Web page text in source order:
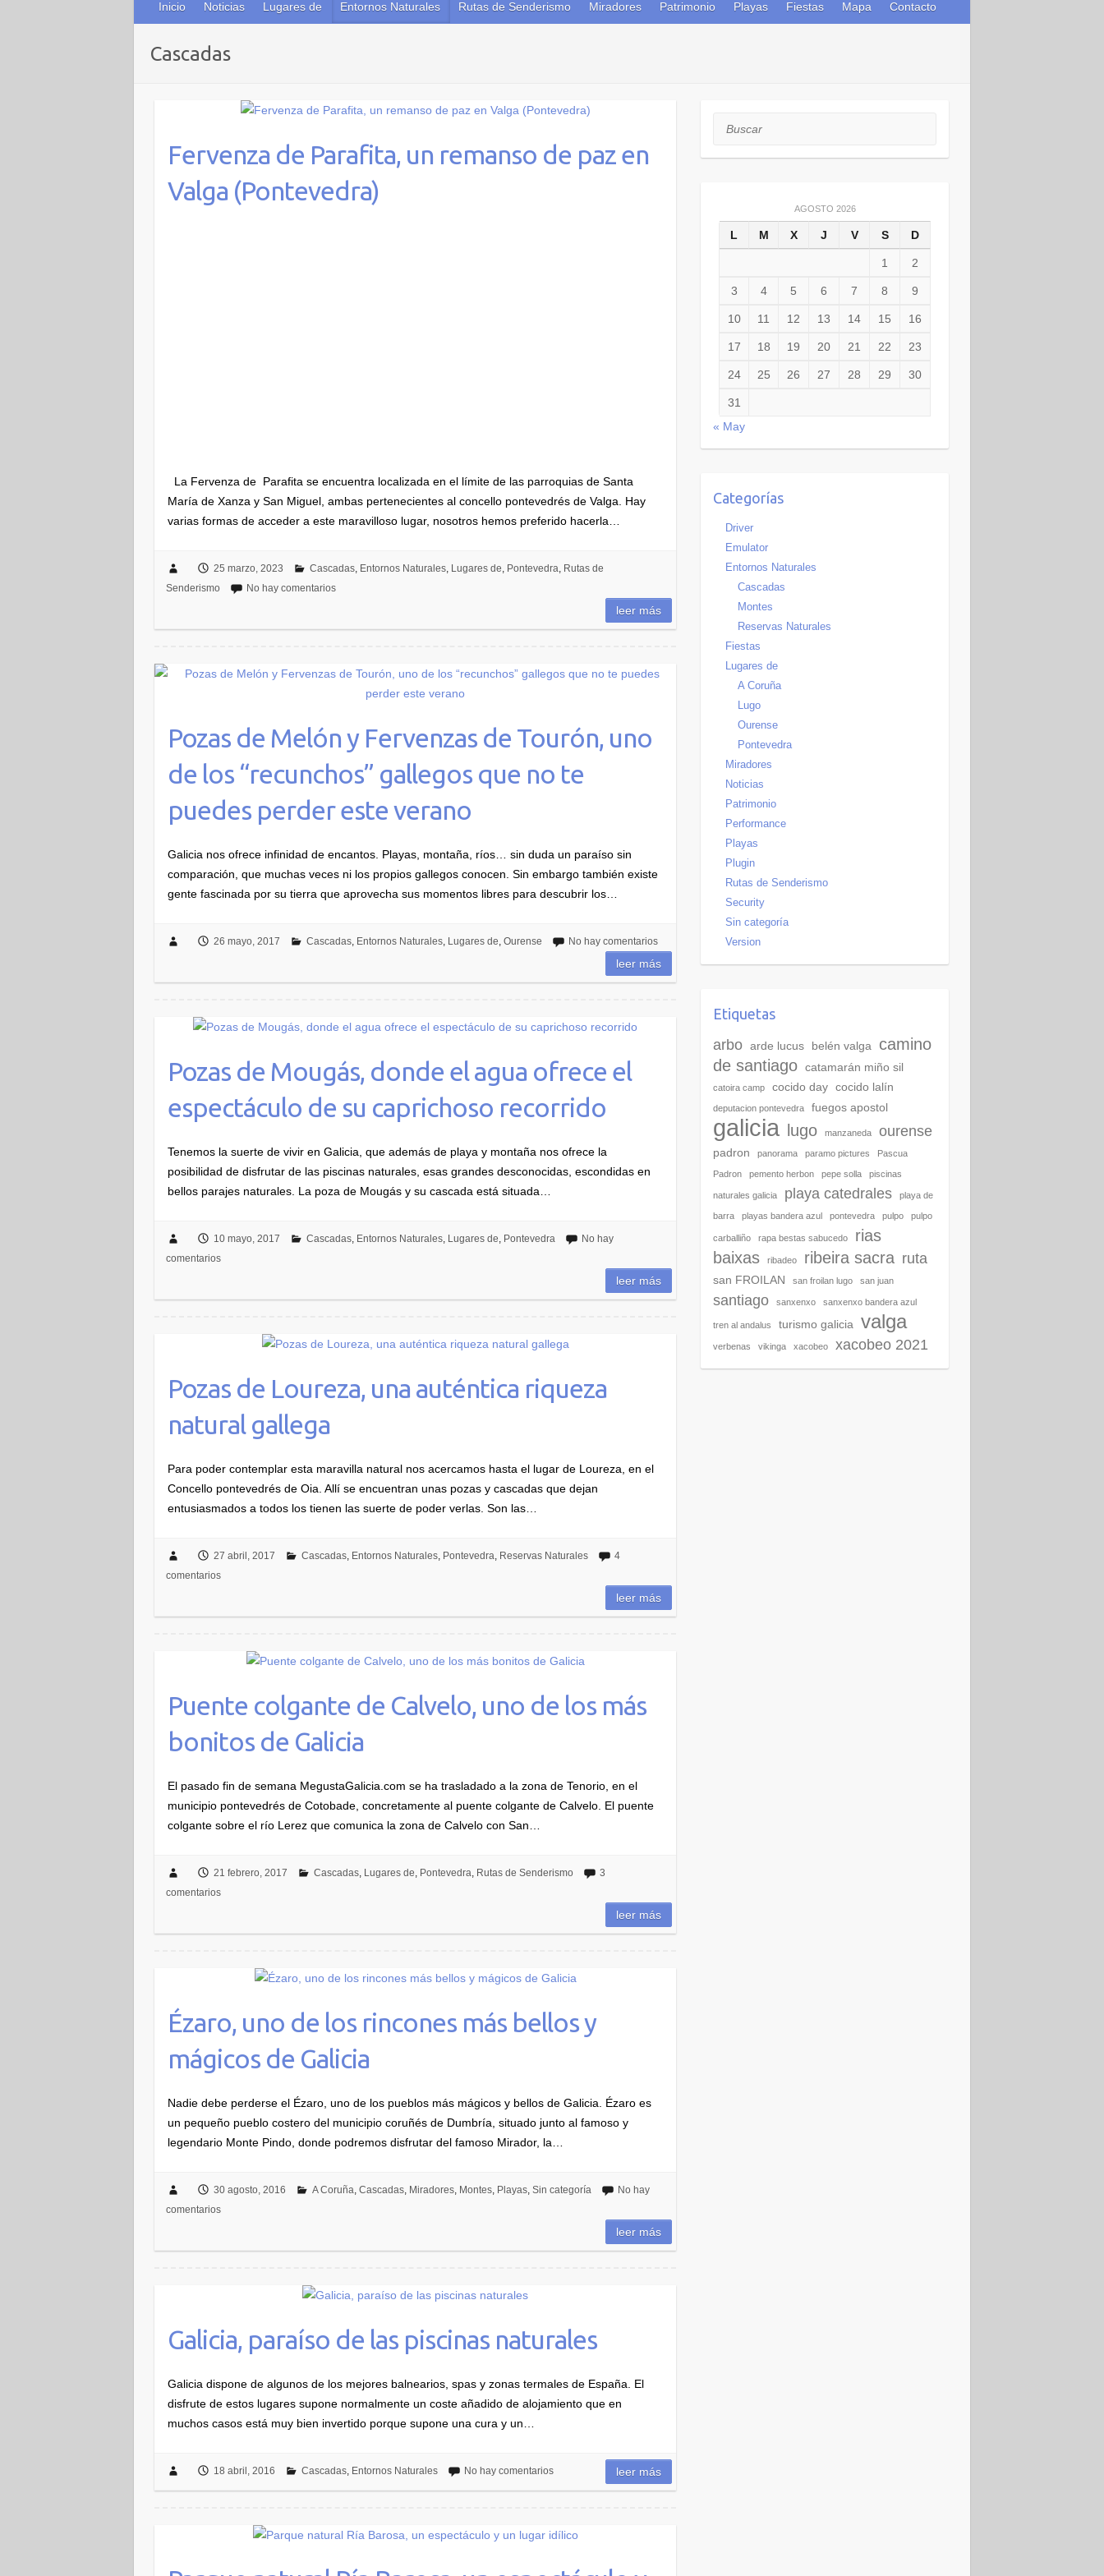
Inicio Noticias Lugares de Entornos Naturales Rutas de Senderismo Miradores Patrimonio Playas Fiestas Mapa Contacto
Cascadas
Fervenza de Parafita, un remanso de paz en
Valga (Pontevedra)
La Fervenza de Parafita se encuentra localizada en el límite de las parroquias de Santa
María de Xanza y San Miguel, ambas pertenecientes al concello pontevedrés de Valga. Hay
varias formas de acceder a este maravilloso lugar, nosotros hemos preferido hacerla…
25 marzo, 2023 Cascadas, Entornos Naturales, Lugares de, Pontevedra, Rutas de
Senderismo
No hay comentarios
leer más
Pozas de Melón y Fervenzas de Tourón, uno
de los “recunchos” gallegos que no te
puedes perder este verano
Galicia nos ofrece infinidad de encantos. Playas, montaña, ríos… sin duda un paraíso sin
comparación, que muchas veces ni los propios gallegos conocen. Sin embargo también existe
gente fascinada por su tierra que aprovecha sus momentos libres para descubrir los…
26 mayo, 2017 Cascadas, Entornos Naturales, Lugares de, Ourense No hay comentarios
leer más
Pozas de Mougás, donde el agua ofrece el
espectáculo de su caprichoso recorrido
Tenemos la suerte de vivir en Galicia, que además de playa y montaña nos ofrece la
posibilidad de disfrutar de las piscinas naturales, esas grandes desconocidas, escondidas en
bellos parajes naturales. La poza de Mougás y su cascada está situada…
10 mayo, 2017 Cascadas, Entornos Naturales, Lugares de, Pontevedra
No hay
comentarios
leer más
Pozas de Loureza, una auténtica riqueza
natural gallega
Para poder contemplar esta maravilla natural nos acercamos hasta el lugar de Loureza, en el
Concello pontevedrés de Oia. Allí se encuentran unas pozas y cascadas que dejan
entusiasmados a todos los tienen las suerte de poder verlas. Son las…
27 abril, 2017 Cascadas, Entornos Naturales, Pontevedra, Reservas Naturales
4
comentarios
leer más
Puente colgante de Calvelo, uno de los más
bonitos de Galicia
El pasado fin de semana MegustaGalicia.com se ha trasladado a la zona de Tenorio, en el
municipio pontevedrés de Cotobade, concretamente al puente colgante de Calvelo. El puente
colgante sobre el río Lerez que comunica la zona de Calvelo con San…
21 febrero, 2017 Cascadas, Lugares de, Pontevedra, Rutas de Senderismo
3
comentarios
leer más
Ézaro, uno de los rincones más bellos y
mágicos de Galicia
Nadie debe perderse el Ézaro, uno de los pueblos más mágicos y bellos de Galicia. Ézaro es
un pequeño pueblo costero del municipio coruñés de Dumbría, situado junto al famoso y
legendario Monte Pindo, donde podremos disfrutar del famoso Mirador, la…
30 agosto, 2016 A Coruña, Cascadas, Miradores, Montes, Playas, Sin categoría
No hay
comentarios
leer más
Galicia, paraíso de las piscinas naturales
Galicia dispone de algunos de los mejores balnearios, spas y zonas termales de España. El
disfrute de estos lugares supone normalmente un coste añadido de alojamiento que en
muchos casos está muy bien invertido porque supone una cura y un…
18 abril, 2016 Cascadas, Entornos Naturales No hay comentarios leer más
Buscar
AGOSTO 2026
L M X J V S D
1 2
3 4 5 6 7 8 9
10 11 12 13 14 15 16
17 18 19 20 21 22 23
24 25 26 27 28 29 30
31
« May
Categorías
Driver
Emulator
Entornos Naturales
Cascadas
Montes
Reservas Naturales
Fiestas
Lugares de
A Coruña
Lugo
Ourense
Pontevedra
Miradores
Noticias
Patrimonio
Performance
Playas
Plugin
Rutas de Senderismo
Security
Sin categoría
Version
Etiquetas
arbo arde lucus belén valga
camino
de santiago catamarán miño sil
catoira camp cocido day cocido lalín
deputacion pontevedra fuegos apostol
galicia lugo manzaneda ourense
padron panorama paramo pictures Pascua
Padron pemento herbon pepe solla piscinas
naturales galicia playa catedrales playa de
barra playas bandera azul pontevedra pulpo pulpo
carballiño rapa bestas sabucedo
rias
baixas
ribadeo ribeira sacra ruta
san FROILAN san froilan lugo san juan
santiago sanxenxo sanxenxo bandera azul
tren al andalus turismo galicia valga
verbenas vikinga xacobeo xacobeo 2021